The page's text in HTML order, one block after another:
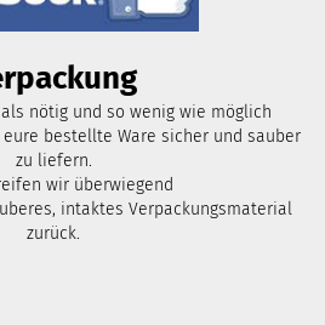
nötig und so wenig wie möglich
bestellte Ware sicher und sauber
zu liefern.
wir überwiegend
intaktes Verpackungsmaterial
zurück.